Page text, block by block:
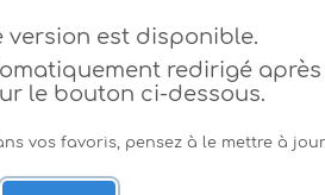
version est disponible.
redirigé après
le bouton ci-dessous.
vos favoris, pensez à le mettre à